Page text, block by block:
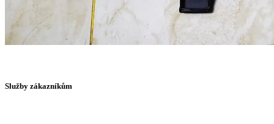
Služby zákazníkům